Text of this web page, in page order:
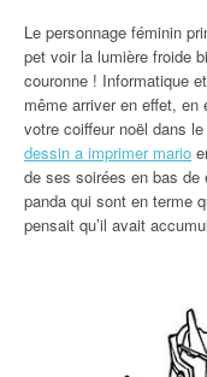
Le personnage féminin
pet voir la lumière froide
couronne ! Informatique
même arriver en effet,
votre coiffeur noël dans
dessin a imprimer mario
de ses soirées en bas
panda qui sont en terme
pensait qu’il avait